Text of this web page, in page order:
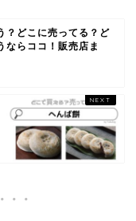
？どこに売ってる？ど
ならココ！販売店ま